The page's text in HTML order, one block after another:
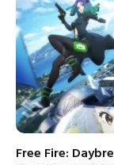
Free Fire: